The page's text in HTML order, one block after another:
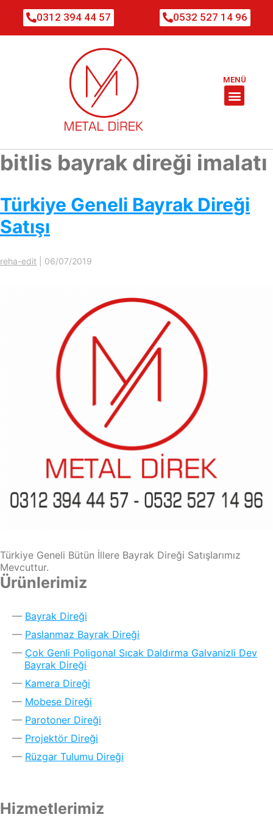
0312 394 44 57 0532 527 14 96
MENÜ
bitlis bayrak direği imalatı
Türkiye Geneli Bayrak Direği
Satışı
reha-edit 06/07/2019
Türkiye Geneli Bütün İllere Bayrak Direği Satışlarımız
Mevcuttur.
Ürünlerimiz
Bayrak Direği
Paslanmaz Bayrak Direği
Çok Genli Poligonal Sıcak Daldırma Galvanizli Dev
Bayrak Direği
Kamera Direği
Mobese Direği
Parotoner Direği
Projektör Direği
Rüzgar Tulumu Direği
Hizmetlerimiz